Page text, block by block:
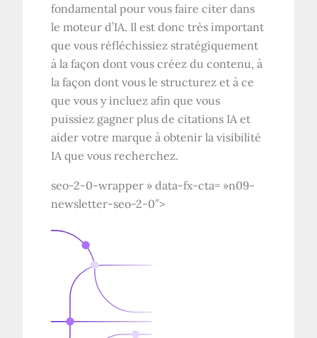
fondamental pour vous faire citer dans
le moteur d’IA. Il est donc très important
que vous réfléchissiez stratégiquement
à la façon dont vous créez du contenu, à
la façon dont vous le structurez et à ce
que vous y incluez afin que vous
puissiez gagner plus de citations IA et
aider votre marque à obtenir la visibilité
IA que vous recherchez.
seo-2-0-wrapper » data-fx-cta= »n09-
newsletter-seo-2-0″>